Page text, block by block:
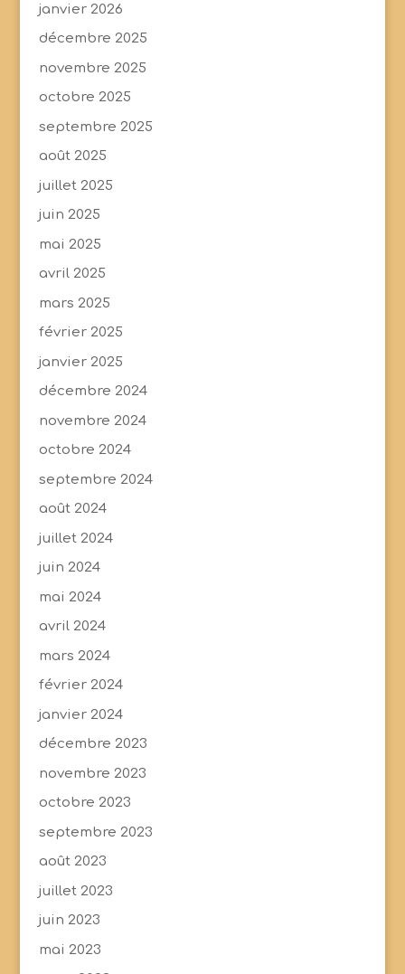
janvier 2026
décembre 2025
novembre 2025
octobre 2025
septembre 2025
août 2025
juillet 2025
juin 2025
mai 2025
avril 2025
mars 2025
février 2025
janvier 2025
décembre 2024
novembre 2024
octobre 2024
septembre 2024
août 2024
juillet 2024
juin 2024
mai 2024
avril 2024
mars 2024
février 2024
janvier 2024
décembre 2023
novembre 2023
octobre 2023
septembre 2023
août 2023
juillet 2023
juin 2023
mai 2023